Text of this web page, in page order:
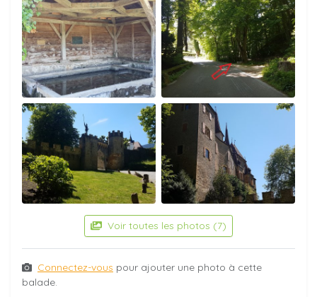
Voir toutes les photos (7)
Connectez-vous pour ajouter une photo à cette
balade.